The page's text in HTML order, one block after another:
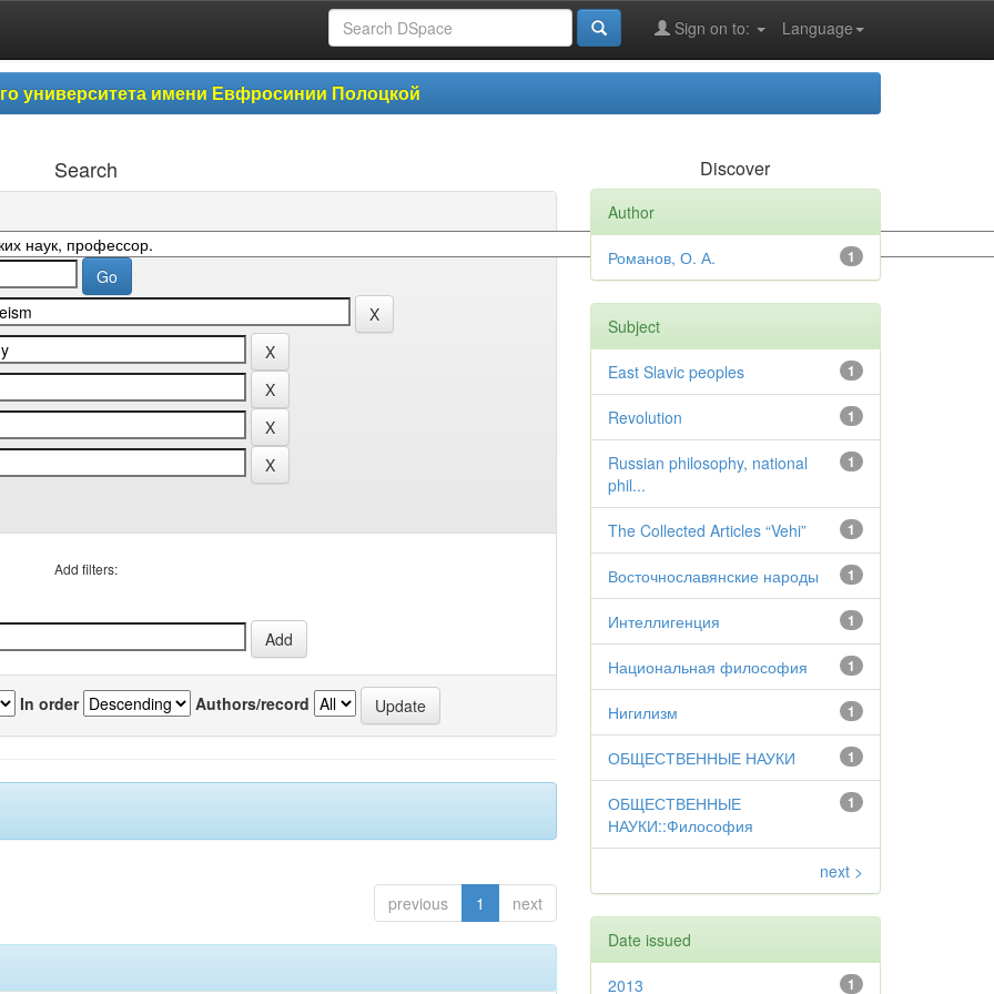
Language
Sign on to:
университета имени Евфросинии Полоцкой
Search
Add filters:
In order Authors/record
previous 1 next
Discover
Author
1
Романов, О. А.
Subject
1
East Slavic peoples
1
Revolution
1
Russian philosophy, national
phil...
1
The Collected Articles “Vehi”
1
Восточнославянские народы
1
Интеллигенция
1
Национальная философия
1
Нигилизм
1
ОБЩЕСТВЕННЫЕ НАУКИ
1
ОБЩЕСТВЕННЫЕ
НАУКИ::Философия
next >
Date issued
1
2013